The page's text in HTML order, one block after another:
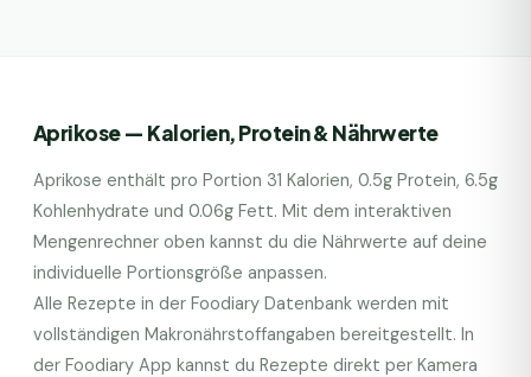
Aprikose— Kalorien, Protein & Nährwerte
Aprikose enthält pro Portion 31 Kalorien, 0.5g Protein, 6.5g
Kohlenhydrate und 0.06g Fett. Mit dem interaktiven
Mengenrechner oben kannst du die Nährwerte auf deine
individuelle Portionsgröße anpassen.
Alle Rezepte in der Foodiary Datenbank werden mit
vollständigen Makronährstoffangaben bereitgestellt. In
der Foodiary App kannst du Rezepte direkt per Kamera